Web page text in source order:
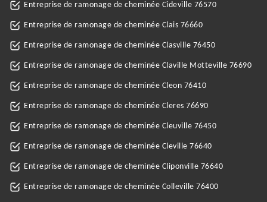
Entreprise de ramonage de cheminée Cideville 76570
Entreprise de ramonage de cheminée Clais 76660
Entreprise de ramonage de cheminée Clasville 76450
Entreprise de ramonage de cheminée Claville Motteville 76690
Entreprise de ramonage de cheminée Cleon 76410
Entreprise de ramonage de cheminée Cleres 76690
Entreprise de ramonage de cheminée Cleuville 76450
Entreprise de ramonage de cheminée Cleville 76640
Entreprise de ramonage de cheminée Cliponville 76640
Entreprise de ramonage de cheminée Colleville 76400